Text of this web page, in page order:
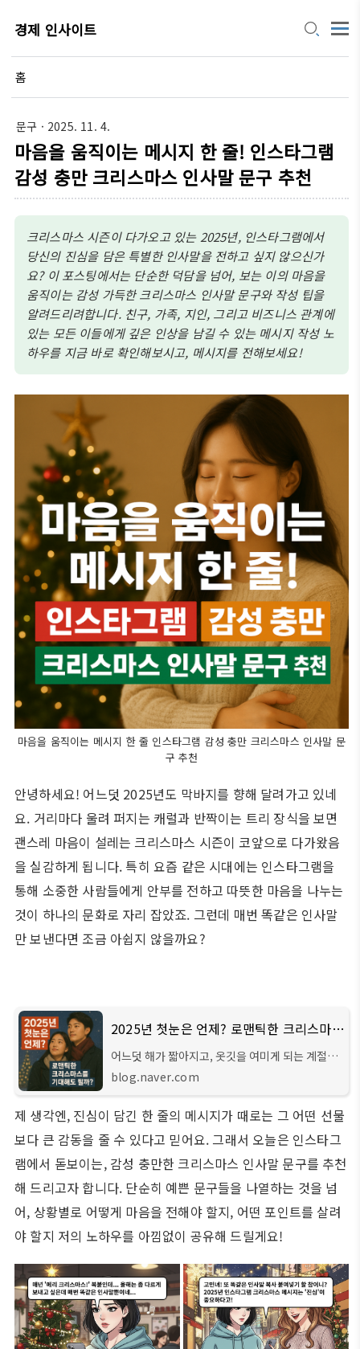
경제 인사이트
홈
문구 · 2025. 11. 4.
마음을 움직이는 메시지 한 줄! 인스타그램
감성 충만 크리스마스 인사말 문구 추천
크리스마스 시즌이 다가오고 있는 2025년, 인스타그램에서
당신의 진심을 담은 특별한 인사말을 전하고 싶지 않으신가
요? 이 포스팅에서는 단순한 덕담을 넘어, 보는 이의 마음을
움직이는 감성 가득한 크리스마스 인사말 문구와 작성 팁을
알려드리려합니다. 친구, 가족, 지인, 그리고 비즈니스 관계에
있는 모든 이들에게 깊은 인상을 남길 수 있는 메시지 작성 노
하우를 지금 바로 확인해보시고, 메시지를 전해보세요!
마음을 움직이는 메시지 한 줄 인스타그램 감성 충만 크리스마스 인사말 문
구 추천
안녕하세요! 어느덧 2025년도 막바지를 향해 달려가고 있네
요. 거리마다 울려 퍼지는 캐럴과 반짝이는 트리 장식을 보면
괜스레 마음이 설레는 크리스마스 시즌이 코앞으로 다가왔음
을 실감하게 됩니다. 특히 요즘 같은 시대에는 인스타그램을
통해 소중한 사람들에게 안부를 전하고 따뜻한 마음을 나누는
것이 하나의 문화로 자리 잡았죠. 그런데 매번 똑같은 인사말
만 보낸다면 조금 아쉽지 않을까요?
2025년 첫눈은 언제? 로맨틱한 크리스마스를 기대해도 될까?
어느덧 해가 짧아지고, 옷깃을 여미게 되는 계절이
성큼 다가왔습니다. 아침저녁으로 기온 차가 커지
면서 ...
blog.naver.com
제 생각엔, 진심이 담긴 한 줄의 메시지가 때로는 그 어떤 선물
보다 큰 감동을 줄 수 있다고 믿어요. 그래서 오늘은 인스타그
램에서 돋보이는, 감성 충만한 크리스마스 인사말 문구를 추천
해 드리고자 합니다. 단순히 예쁜 문구들을 나열하는 것을 넘
어, 상황별로 어떻게 마음을 전해야 할지, 어떤 포인트를 살려
야 할지 저의 노하우를 아낌없이 공유해 드릴게요!